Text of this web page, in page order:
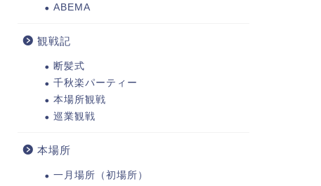
ABEMA
観戦記
断髪式
千秋楽パーティー
本場所観戦
巡業観戦
本場所
一月場所（初場所）